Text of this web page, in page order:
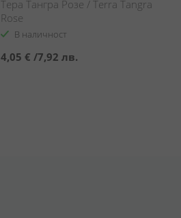
Тера Тангра Розе / Terra Tangra
Rose
В наличност
4,05 € /7,92 лв.